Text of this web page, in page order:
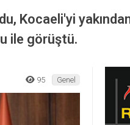
Kocaeli'yi
ile görüştü.
95 Genel